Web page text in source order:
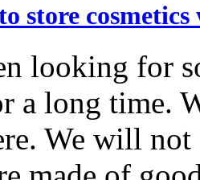
store cosmetics
looking for
a long time.
We will